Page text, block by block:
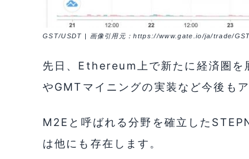
GST/USDT | 画像引用元：https://www.gate.io/ja/trade/
先日、Ethereum上で新たに経済圏を
やGMTマイニングの実装など今後も
M2Eと呼ばれる分野を確立した
は他にも存在します。